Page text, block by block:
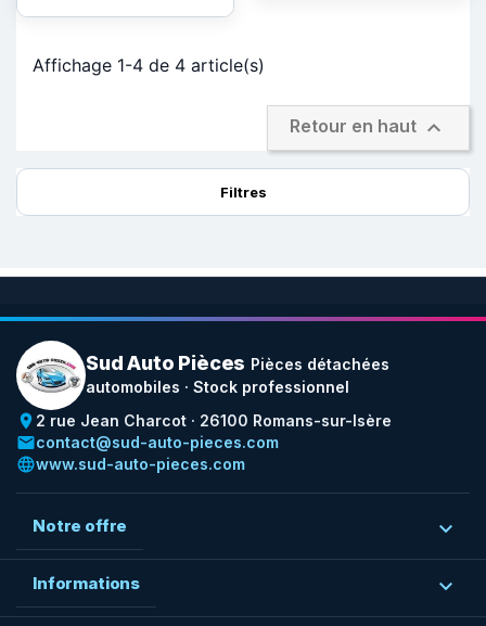
Affichage 1-4 de 4 article(s)
Retour en haut 
Filtres
Sud Auto Pièces Pièces détachées
automobiles · Stock professionnel
place 2 rue Jean Charcot · 26100 Romans-sur-Isère
emailcontact@sud-auto-pieces.com
languagewww.sud-auto-pieces.com
Notre offre 
Informations 